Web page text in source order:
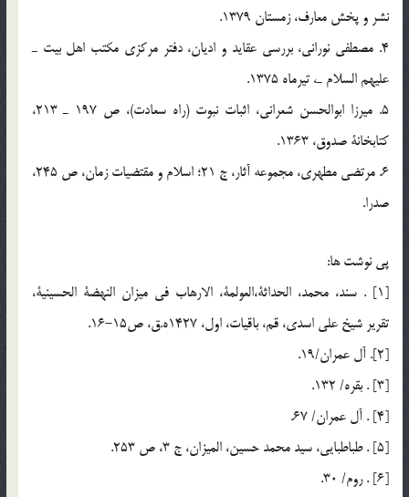
نشر و پخش معارف، زمستان 1379.
4. مصطفي نوراني، بررسي عقايد و اديان، دفتر مركزي مكتب اهل بيت ـ
عليهم السلام ـ، تيرماه 1375.
5. ميرزا ابوالحسن شعراني، اثبات نبوت (راه سعادت)، ص 197 ـ 213،
كتابخانة صدوق، 1363.
6. مرتضي مطهري، مجموعه آثار، ج 21؛ اسلام و مقتضيات زمان، ص 245،
صدرا.
پي نوشت ها:
[1] . سند، محمد، الحداثة،العولمة، الارهاب في ميزان النهضة الحسينية،
تقرير شيخ علي اسدي، قم، باقيات، اول، 1427ه.ق، ص15-16.
[2]. آل عمران/19.
[3] . بقره/ 132.
[4] . آل عمران/ 67.
[5] . طباطبايي، سيد محمد حسين، الميزان، ج 3، ص 253.
[6] . روم/ 30.